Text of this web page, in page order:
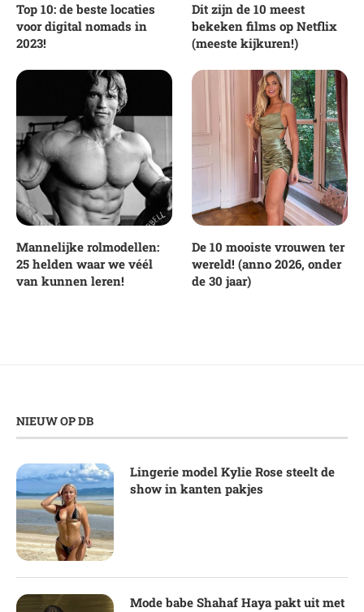
Top 10: de beste locaties
voor digital nomads in
2023!
Dit zijn de 10 meest
bekeken films op Netflix
(meeste kijkuren!)
Mannelijke rolmodellen:
25 helden waar we véél
van kunnen leren!
De 10 mooiste vrouwen ter
wereld! (anno 2026, onder
de 30 jaar)
NIEUW OP DB
Lingerie model Kylie Rose steelt de
show in kanten pakjes
Mode babe Shahaf Haya pakt uit met